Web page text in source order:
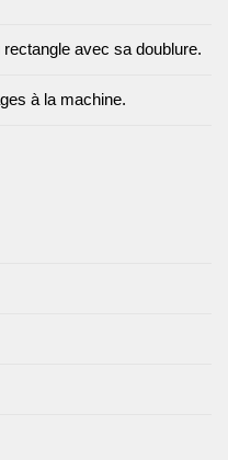
avec sa doublure.
à la machine.